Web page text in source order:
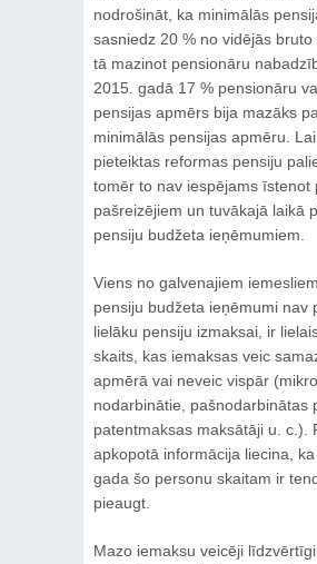
nodrošināt, ka minimālās
sasniedz 20 % no vidējās bruto
tā mazinot pensionāru
2015. gadā 17 % pensionāru
pensijas apmērs bija mazāks
minimālās pensijas apmēru.
pieteiktas reformas pensiju
tomēr to nav iespējams īstenot
pašreizējiem un tuvākajā laikā
pensiju budžeta ieņēmumiem.
Viens no galvenajiem
pensiju budžeta ieņēmumi nav
lielāku pensiju izmaksai, ir
skaits, kas iemaksas veic
apmērā vai neveic vispār
nodarbinātie, pašnodarbinātas
patentmaksas maksātāji u. c.).
apkopotā informācija liecina, ka
gada šo personu skaitam ir
pieaugt.
Mazo iemaksu veicēji